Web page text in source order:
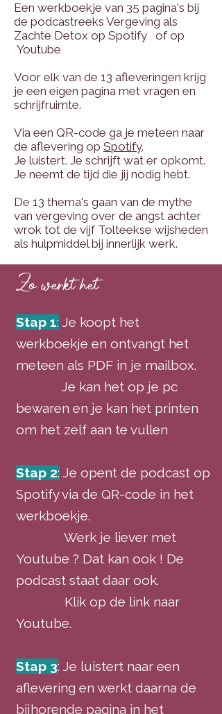
Een werkboekje van 35 pagina's bij
de podcastreeks Vergeving als
Zachte Detox op Spotify of op
Youtube
Voor elk van de 13 afleveringen krijg
je een eigen pagina met vragen en
schrijfruimte.
Via een QR-code ga je meteen naar
de aflevering op Spotify.
Je luistert. Je schrijft wat er opkomt.
Je neemt de tijd die jij nodig hebt.
De 13 thema's gaan van de mythe
van vergeving over de angst achter
wrok tot de vijf Tolteekse wijsheden
als hulpmiddel bij innerlijk werk.
Zo werkt het
Stap 1: Je koopt het
werkboekje en ontvangt het
meteen als PDF in je mailbox.
Je kan het op je pc
bewaren en je kan het printen
om het zelf aan te vullen
Stap 2: Je opent de podcast op
Spotify via de QR-code in het
werkboekje.
Werk je liever met
Youtube ? Dat kan ook ! De
podcast staat daar ook.
Klik op de link naar
Youtube.
Stap 3: Je luistert naar een
aflevering en werkt daarna de
bijhorende pagina in het